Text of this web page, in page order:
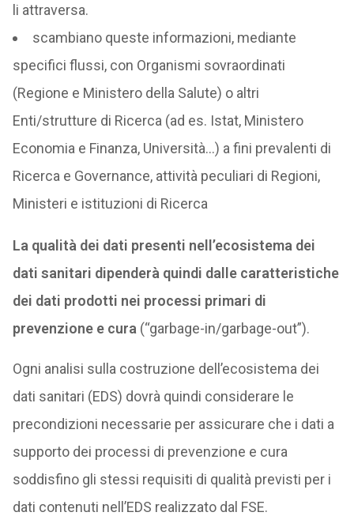
li attraversa.
scambiano queste informazioni, mediante
specifici flussi, con Organismi sovraordinati
(Regione e Ministero della Salute) o altri
Enti/strutture di Ricerca (ad es. Istat, Ministero
Economia e Finanza, Università…) a fini prevalenti di
Ricerca e Governance, attività peculiari di Regioni,
Ministeri e istituzioni di Ricerca
La qualità dei dati presenti nell’ecosistema dei
dati sanitari dipenderà quindi dalle caratteristiche
dei dati prodotti nei processi primari di
prevenzione e cura (“garbage-in/garbage-out”).
Ogni analisi sulla costruzione dell’ecosistema dei
dati sanitari (EDS) dovrà quindi considerare le
precondizioni necessarie per assicurare che i dati a
supporto dei processi di prevenzione e cura
soddisfino gli stessi requisiti di qualità previsti per i
dati contenuti nell’EDS realizzato dal FSE.